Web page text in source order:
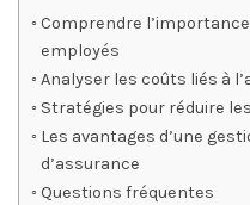
Comprendre
employés
Analyser les coûts liés à
Stratégies pour réduire
Les avantages d’une
d’assurance
Questions fréquentes